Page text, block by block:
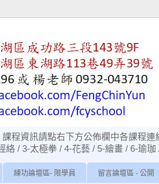
程資訊請點右下方公佈欄中各課程連
/ 3-太極拳 / 4-花藝 / 5-繪畫 / 6-瑜
練功論壇區- 限學員 留言論壇區 - 公開